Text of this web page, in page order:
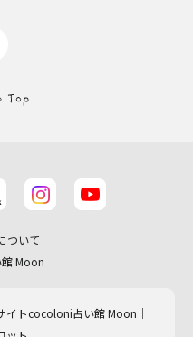
ついて
Moon
イトcocoloni占い館 Moon｜